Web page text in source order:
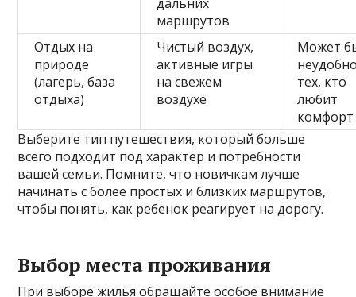
маршрутов
Отдых на
природе
(лагерь, база
отдыха)
Чистый воздух,
активные игры
на свежем
воздухе
Может
тех, кто
любит
комфорт
Выберите тип путешествия, который больше
всего подходит под характер и потребности
вашей семьи. Помните, что новичкам лучше
начинать с более простых и близких маршрутов,
чтобы понять, как ребенок реагирует на дорогу.
Выбор места проживания
При выборе жилья обращайте особое внимание